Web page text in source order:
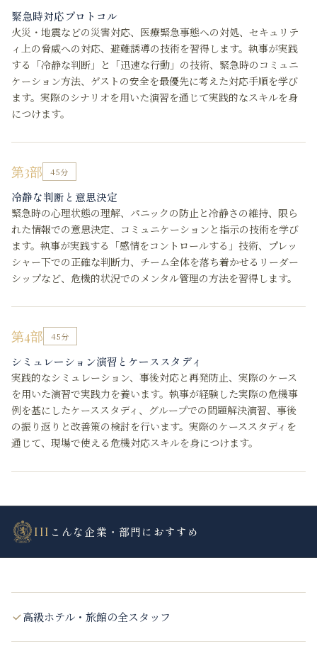
緊急時対応プロトコル
火災・地震などの災害対応、医療緊急事態への対処、セキュリテ
ィ上の脅威への対応、避難誘導の技術を習得します。執事が実践
する「冷静な判断」と「迅速な行動」の技術、緊急時のコミュニ
ケーション方法、ゲストの安全を最優先に考えた対応手順を学び
ます。実際のシナリオを用いた演習を通じて実践的なスキルを身
につけます。
第3部 45分
冷静な判断と意思決定
緊急時の心理状態の理解、パニックの防止と冷静さの維持、限ら
れた情報での意思決定、コミュニケーションと指示の技術を学び
ます。執事が実践する「感情をコントロールする」技術、プレッ
シャー下での正確な判断力、チーム全体を落ち着かせるリーダー
シップなど、危機的状況でのメンタル管理の方法を習得します。
第4部 45分
シミュレーション演習とケーススタディ
実践的なシミュレーション、事後対応と再発防止、実際のケース
を用いた演習で実践力を養います。執事が経験した実際の危機事
例を基にしたケーススタディ、グループでの問題解決演習、事後
の振り返りと改善策の検討を行います。実際のケーススタディを
通じて、現場で使える危機対応スキルを身につけます。
III こんな企業・部門におすすめ
高級ホテル・旅館の全スタッフ